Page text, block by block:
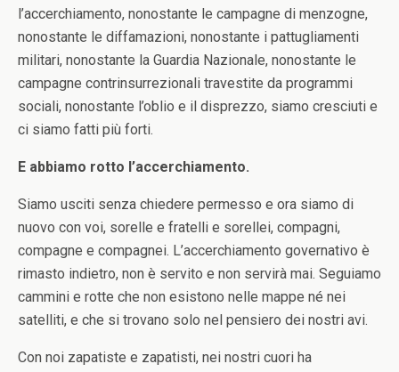
l’accerchiamento, nonostante le campagne di menzogne,
nonostante le diffamazioni, nonostante i pattugliamenti
militari, nonostante la Guardia Nazionale, nonostante le
campagne contrinsurrezionali travestite da programmi
sociali, nonostante l’oblio e il disprezzo, siamo cresciuti e
ci siamo fatti più forti.
E abbiamo rotto l’accerchiamento.
Siamo usciti senza chiedere permesso e ora siamo di
nuovo con voi, sorelle e fratelli e sorellei, compagni,
compagne e compagnei. L’accerchiamento governativo è
rimasto indietro, non è servito e non servirà mai. Seguiamo
cammini e rotte che non esistono nelle mappe né nei
satelliti, e che si trovano solo nel pensiero dei nostri avi.
Con noi zapatiste e zapatisti, nei nostri cuori ha